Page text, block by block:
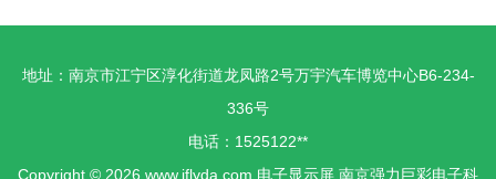
地址：南京市江宁区淳化街道龙凤路2号万宇汽车博览中心B6-234-
336号
电话：1525122**
Copyright © 2026 www.iflyda.com 电子显示屏 南京强力巨彩电子科